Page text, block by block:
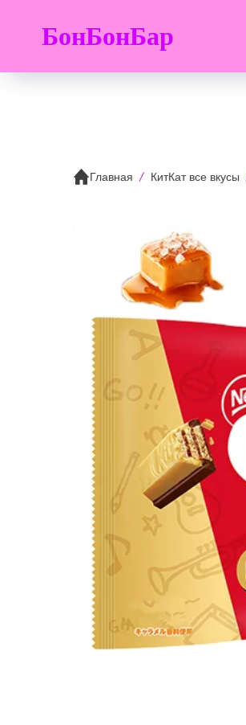
БонБонБар
Главная КитКат все вкусы